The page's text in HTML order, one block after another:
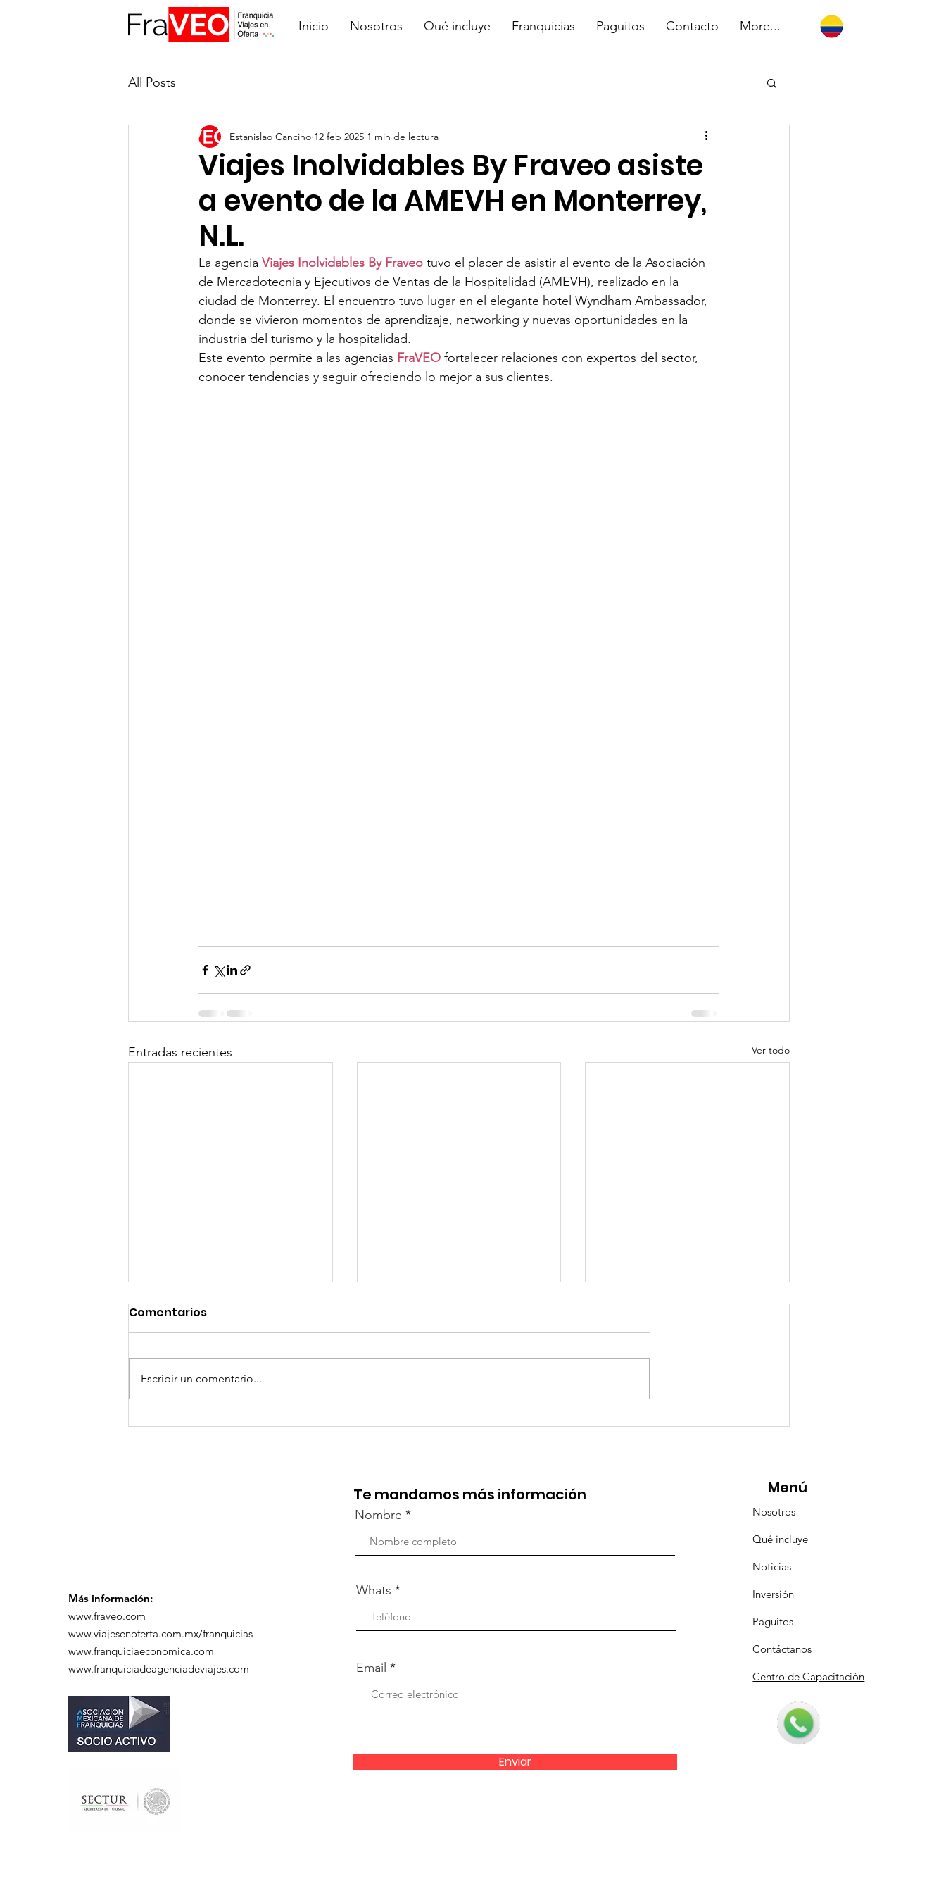
Inicio Nosotros Qué incluye Franquicias Paguitos Contacto More...
All Posts
Viajes Inolvidables By Fraveo asiste
a evento de la AMEVH en Monterrey,
N.L.
Estanislao Cancino 12 feb 2025 1 min de lectura
La agencia Viajes Inolvidables By Fraveo tuvo el placer de asistir al evento de la Asociación
de Mercadotecnia y Ejecutivos de Ventas de la Hospitalidad (AMEVH), realizado en la
ciudad de Monterrey. El encuentro tuvo lugar en el elegante hotel Wyndham Ambassador,
donde se vivieron momentos de aprendizaje, networking y nuevas oportunidades en la
industria del turismo y la hospitalidad.
Este evento permite a las agencias FraVEO fortalecer relaciones con expertos del sector,
conocer tendencias y seguir ofreciendo lo mejor a sus clientes.
Entradas recientes Ver todo
¡Arte, Vino y las Mejores
¡Acapulco y Guerrero se
¡Presencia Destacada en
Comentarios
Escribir un comentario...
Más información:
www.fraveo.com
www.viajesenoferta.com.mx/franquicias
www.franquiciaeconomica.com
www.franquiciadeagenciadeviajes.com
Te mandamos más información
Nombre
Whats
Email
Enviar
Menú
Nosotros
Qué incluye
Noticias
Inversión
Paguitos
Contáctanos
Centro de Capacitación